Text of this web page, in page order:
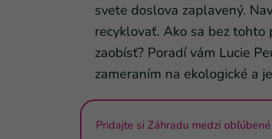
svete doslova zaplavený.
recyklovať. Ako sa bez
zaobísť? Poradí vám Lucie
zameraním na ekologické a
Pridajte si Záhradu medzi